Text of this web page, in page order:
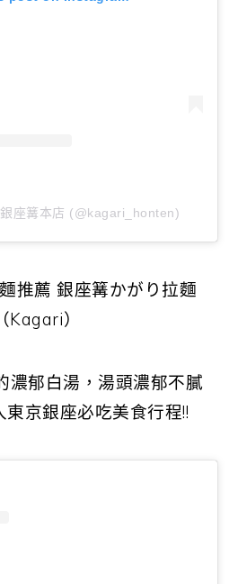
座篝本店 (@kagari_honten)
推薦 銀座篝かがり拉麵
（Kagari）
濃郁白湯，湯頭濃郁不膩
東京銀座必吃美食行程!!